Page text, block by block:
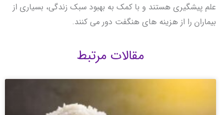
علم پیشگیری هستند و با کمک به بهبود سبک زندگی، بسیاری از
بیماران را از هزینه های هنگفت دور می کنند.
مقالات مرتبط